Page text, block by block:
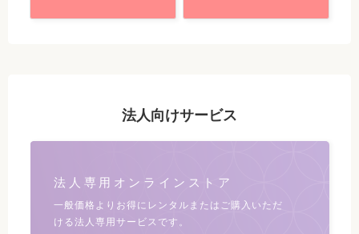
法人向けサービス
法人専用オンラインストア
一般価格よりお得にレンタルまたは ご購入いただ
ける法人専用サービスです。